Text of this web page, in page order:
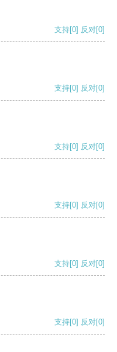
支持[0] 反对[0]
支持[0] 反对[0]
支持[0] 反对[0]
支持[0] 反对[0]
支持[0] 反对[0]
支持[0] 反对[0]